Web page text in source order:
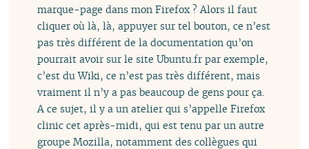
marque-page dans mon Firefox ? Alors il faut
cliquer où là, là, appuyer sur tel bouton, ce n’est
pas très différent de la documentation qu’on
pourrait avoir sur le site Ubuntu.fr par exemple,
c’est du Wiki, ce n’est pas très différent, mais
vraiment il n’y a pas beaucoup de gens pour ça.
A ce sujet, il y a un atelier qui s’appelle Firefox
clinic cet après-midi, qui est tenu par un autre
groupe Mozilla, notamment des collègues qui